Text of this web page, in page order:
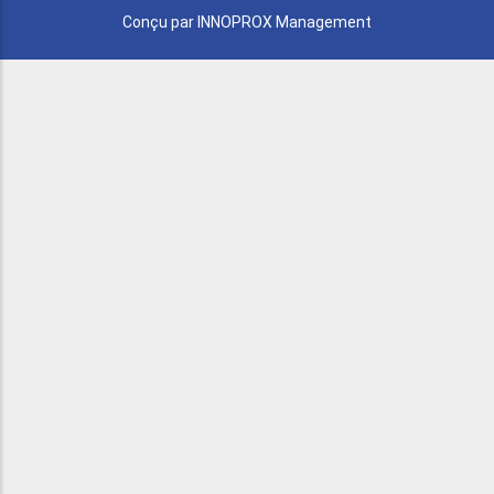
Conçu par INNOPROX Management